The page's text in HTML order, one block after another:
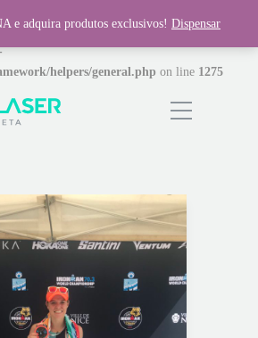
for foreach() in
helpers/general.php on line 1275
e adquira produtos exclusivos! Dispensar